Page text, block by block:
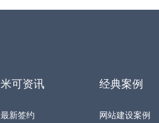
米可资讯
最新签约
经典案例
网站建设案例